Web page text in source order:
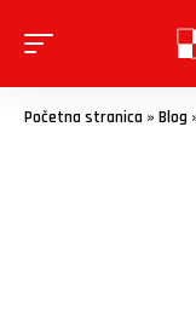
Početna stranica » Blog